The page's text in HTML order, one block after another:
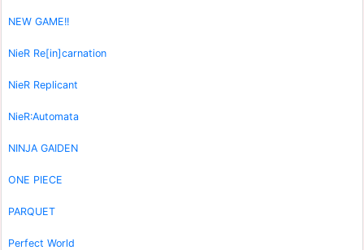
NEW GAME!!
NieR Re[in]carnation
NieR Replicant
NieR:Automata
NINJA GAIDEN
ONE PIECE
PARQUET
Perfect World